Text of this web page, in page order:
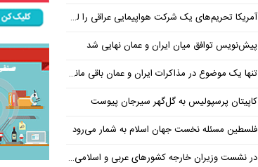
آمریکا تحریم‌های یک شرکت هواپیمایی عراقی را لغو کرد
پیش‌نویس توافق میان ایران و عمان نهایی شد
تنها یک موضوع در مذاکرات ایران و عمان باقی مانده است
کاپیتان پرسپولیس به گل‌گهر سیرجان پیوست
فلسطین مسئله نخست جهان اسلام به شمار می‌رود
در نشست وزیران خارجه کشورهای عربی و اسلامی در امان چه گذشت؟